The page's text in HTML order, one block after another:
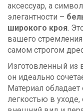
аксессуар, а
элегантности –
широкого кроя.
вашего
самом строгом
Изготовленный из
он идеально
Материал обладает
легкостью в уходе,